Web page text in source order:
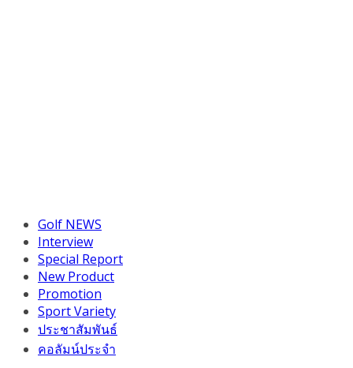
Golf NEWS
Interview
Special Report
New Product
Promotion
Sport Variety
ประชาสัมพันธ์
คอลัมน์ประจำ